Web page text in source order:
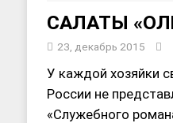
САЛАТЫ
23, декабрь 2015
У каждой хозяйки
России не
«Служебного